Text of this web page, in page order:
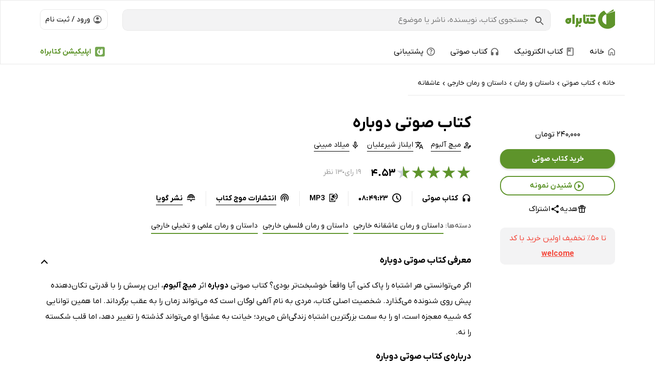
ورود / ثبت نام
اپلیکیشن کتابراه خانه کتاب الکترونیک کتاب صوتی پشتیبانی
خانه › کتاب‌ صوتی › داستان و رمان › داستان و رمان خارجی › عاشقانه
۲۴۰,۰۰۰ تومان
خرید کتاب صوتی
شنیدن نمونه
هدیه اشتراک
تا ۵۰٪ تخفیف اولین خرید با کد
welcome
کتاب صوتی دوباره
میچ آلبوم ایلناز شیرعلیان میلاد مبینی
★
★
★
★
★۴.۵۳ ۱۹ رای ●۱۳ نظر
کتاب صوتی 08:49:23
MP3 انتشارات موج کتاب نشر گویا
دسته‌ها: داستان و رمان عاشقانه خارجی داستان و رمان فلسفی خارجی داستان و رمان علمی و تخیلی خارجی
معرفی کتاب صوتی دوباره
اگر می‌توانستی هر اشتباه را پاک کنی آیا واقعاً خوشبخت‌تر بودی؟ کتاب صوتی دوباره اثر میچ آلبوم، این پرسش را با قدرتی تکان‌دهنده
پیش روی شنونده می‌گذارد. شخصیت اصلی کتاب، مردی به نام آلفی لوگان است که می‌تواند زمان را به عقب برگرداند. اما همین توانایی
که شبیه معجزه است، او را به سمت بزرگترین اشتباه زندگی‌اش می‌برد؛ خیانت به عشق! او می‌تواند گذشته را تغییر دهد، اما قلب شکسته
را نه.
درباره‌ی کتاب صوتی دوباره